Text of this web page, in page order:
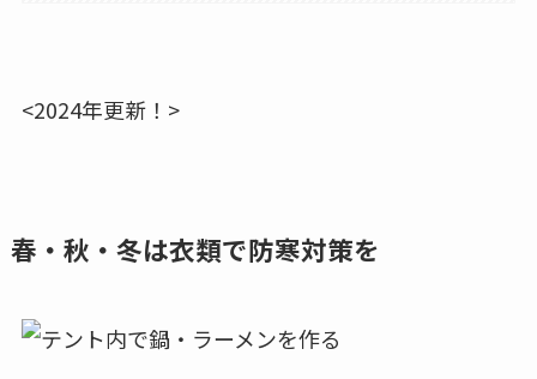
<2024年更新！>
春・秋・冬は衣類で防寒対策を